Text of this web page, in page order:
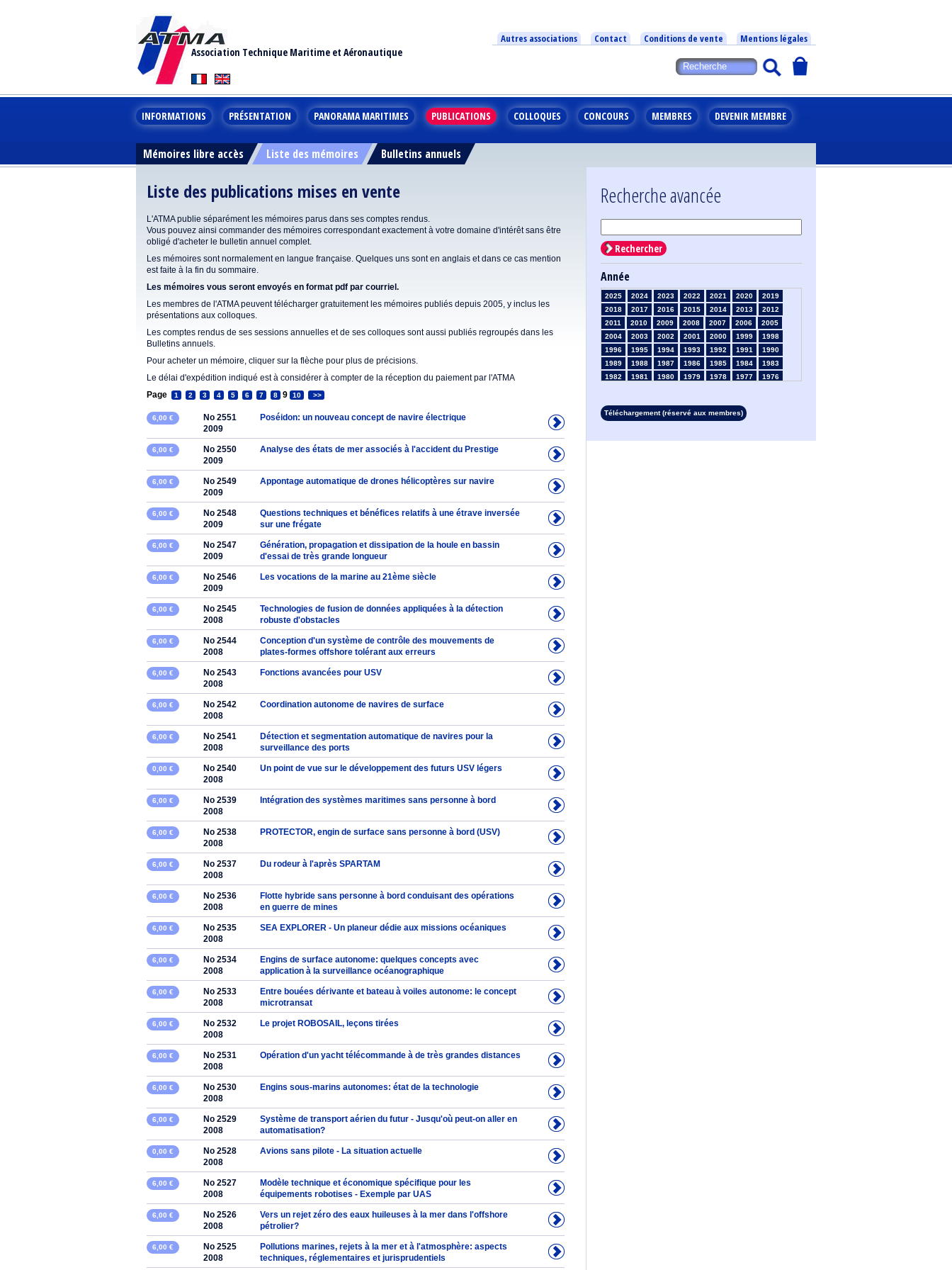
Association Technique Maritime et Aéronautique
Autres associations Contact Conditions de vente Mentions légales
INFORMATIONS PRÉSENTATION PANORAMA MARITIMES PUBLICATIONS COLLOQUES CONCOURS MEMBRES DEVENIR MEMBRE
Mémoires libre accès Liste des mémoires Bulletins annuels
Liste des publications mises en vente
L'ATMA publie séparément les mémoires parus dans ses comptes rendus.
Vous pouvez ainsi commander des mémoires correspondant exactement à votre domaine d'intérêt sans être
obligé d'acheter le bulletin annuel complet.
Les mémoires sont normalement en langue française. Quelques uns sont en anglais et dans ce cas mention
est faite à la fin du sommaire.
Les mémoires vous seront envoyés en format pdf par courriel.
Les membres de l'ATMA peuvent télécharger gratuitement les mémoires publiés depuis 2005, y inclus les
présentations aux colloques.
Les comptes rendus de ses sessions annuelles et de ses colloques sont aussi publiés regroupés dans les
Bulletins annuels.
Pour acheter un mémoire, cliquer sur la flèche pour plus de précisions.
Le délai d'expédition indiqué est à considérer à compter de la réception du paiement par l'ATMA
Page
1 2 3 4 5 6 7 8 9 10 >>
6,00 €
No 2551
2009
Poséidon: un nouveau concept de navire électrique
6,00 €
No 2550
2009
Analyse des états de mer associés à l'accident du Prestige
6,00 €
No 2549
2009
Appontage automatique de drones hélicoptères sur navire
6,00 €
No 2548
2009
Questions techniques et bénéfices relatifs à une étrave inversée
sur une frégate
6,00 €
No 2547
2009
Génération, propagation et dissipation de la houle en bassin
d'essai de très grande longueur
6,00 €
No 2546
2009
Les vocations de la marine au 21ème siècle
6,00 €
No 2545
2008
Technologies de fusion de données appliquées à la détection
robuste d'obstacles
6,00 €
No 2544
2008
Conception d'un système de contrôle des mouvements de
plates-formes offshore tolérant aux erreurs
6,00 €
No 2543
2008
Fonctions avancées pour USV
6,00 €
No 2542
2008
Coordination autonome de navires de surface
6,00 €
No 2541
2008
Détection et segmentation automatique de navires pour la
surveillance des ports
0,00 €
No 2540
2008
Un point de vue sur le développement des futurs USV légers
6,00 €
No 2539
2008
Intégration des systèmes maritimes sans personne à bord
6,00 €
No 2538
2008
PROTECTOR, engin de surface sans personne à bord (USV)
6,00 €
No 2537
2008
Du rodeur à l'après SPARTAM
6,00 €
No 2536
2008
Flotte hybride sans personne à bord conduisant des opérations
en guerre de mines
6,00 €
No 2535
2008
SEA EXPLORER - Un planeur dédie aux missions océaniques
6,00 €
No 2534
2008
Engins de surface autonome: quelques concepts avec
application à la surveillance océanographique
6,00 €
No 2533
2008
Entre bouées dérivante et bateau à voiles autonome: le concept
microtransat
6,00 €
No 2532
2008
Le projet ROBOSAIL, leçons tirées
6,00 €
No 2531
2008
Opération d'un yacht télécommande à de très grandes distances
6,00 €
No 2530
2008
Engins sous-marins autonomes: état de la technologie
6,00 €
No 2529
2008
Système de transport aérien du futur - Jusqu'où peut-on aller en
automatisation?
0,00 €
No 2528
2008
Avions sans pilote - La situation actuelle
6,00 €
No 2527
2008
Modèle technique et économique spécifique pour les
équipements robotises - Exemple par UAS
6,00 €
No 2526
2008
Vers un rejet zéro des eaux huileuses à la mer dans l'offshore
pétrolier?
6,00 €
No 2525
2008
Pollutions marines, rejets à la mer et à l'atmosphère: aspects
techniques, réglementaires et jurisprudentiels
Recherche avancée
Rechercher
Année
2025 2024 2023 2022 2021 2020
2019
2018
2017 2016 2015 2014 2013
2012
2011
2010 2009 2008 2007 2006
2005
2004
2003 2002 2001 2000 1999
1998
1996
1995 1994 1993 1992 1991
1990
1989
1988 1987 1986 1985 1984
1983
1982
1981 1980 1979 1978 1977
1976
1961
1960 1959 1958 1957 1956
Téléchargement (réservé aux membres)